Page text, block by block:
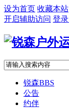
设为首页 收藏本站
开启辅助访问 登录
锐森BBS
公告
约伴